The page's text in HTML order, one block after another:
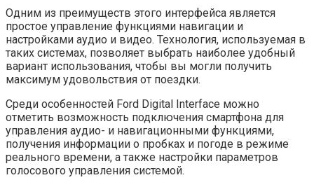
Одним из преимуществ этого интерфейса является
простое управление функциями навигации и
настройками аудио и видео. Технология, используемая в
таких системах, позволяет выбрать наиболее удобный
вариант использования, чтобы вы могли получить
максимум удовольствия от поездки.
Среди особенностей Ford Digital Interface можно
отметить возможность подключения смартфона для
управления аудио- и навигационными функциями,
получения информации о пробках и погоде в режиме
реального времени, а также настройки параметров
голосового управления системой.